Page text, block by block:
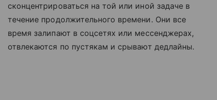
сконцентрироваться на той или иной задаче в
течение продолжительного времени. Они все
время залипают в соцсетях или мессенджерах,
отвлекаются по пустякам и срывают дедлайны.